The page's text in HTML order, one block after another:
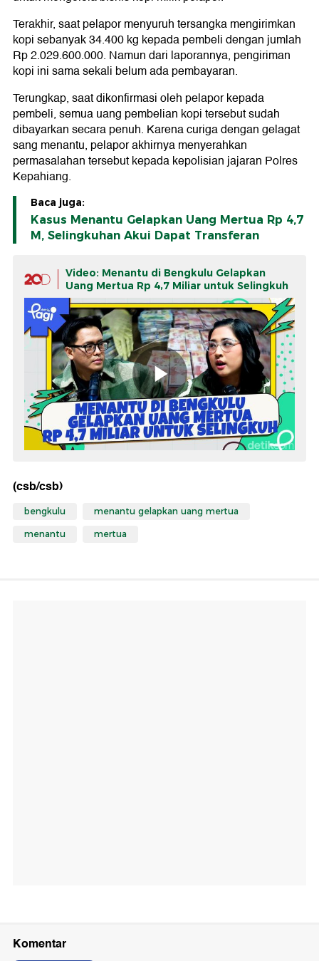
Terakhir, saat pelapor menyuruh tersangka mengirimkan
kopi sebanyak 34.400 kg kepada pembeli dengan jumlah
Rp 2.029.600.000. Namun dari laporannya, pengiriman
kopi ini sama sekali belum ada pembayaran.
Terungkap, saat dikonfirmasi oleh pelapor kepada
pembeli, semua uang pembelian kopi tersebut sudah
dibayarkan secara penuh. Karena curiga dengan gelagat
sang menantu, pelapor akhirnya menyerahkan
permasalahan tersebut kepada kepolisian jajaran Polres
Kepahiang.
Baca juga:
Kasus Menantu Gelapkan Uang Mertua Rp 4,7
M, Selingkuhan Akui Dapat Transferan
Video: Menantu di Bengkulu Gelapkan
Uang Mertua Rp 4,7 Miliar untuk Selingkuh
(csb/csb)
bengkulu menantu gelapkan uang mertua
menantu mertua
Komentar